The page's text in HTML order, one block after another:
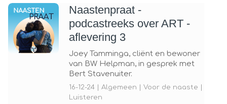
Naastenpraat -
podcastreeks over ART -
aflevering 3
Joey Tamminga, cliënt en bewoner
van BW Helpman, in gesprek met
Bert Stavenuiter.
16-12-24 | Algemeen | Voor de naaste |
Luisteren